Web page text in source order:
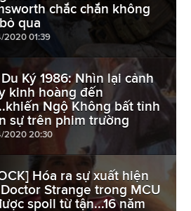
chắc chắn không
qua
2020 01:39
Ký 1986: Nhìn lại cảnh
kinh hoàng đến
Ngộ Không bất tỉnh
sự trên phim trường
2020 20:30
Hóa ra sự xuất hiện
Strange trong MCU
spoil từ tận...16 năm